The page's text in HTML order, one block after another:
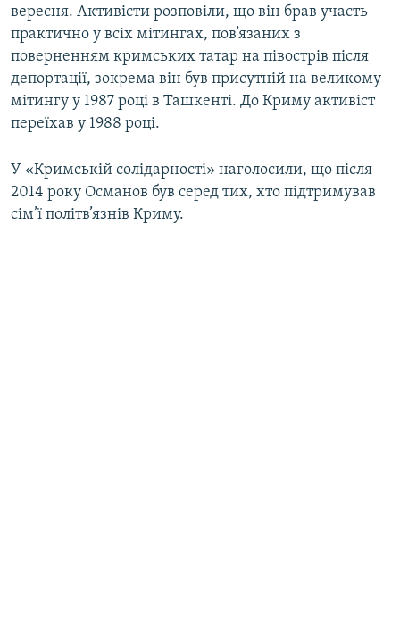
вересня. Активісти розповіли, що він брав участь
практично у всіх мітингах, пов’язаних з
поверненням кримських татар на півострів після
депортації, зокрема він був присутній на великому
мітингу у 1987 році в Ташкенті. До Криму активіст
переїхав у 1988 році.
У «Кримській солідарності» наголосили, що після
2014 року Османов був серед тих, хто підтримував
сім’ї політв’язнів Криму.